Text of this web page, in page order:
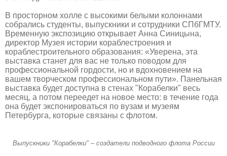
В просторном холле с высокими белыми колоннами
собрались студенты, выпускники и сотрудники СПбГМТУ.
Временную экспозицию открывает Анна Синицына,
директор Музея истории кораблестроения и
кораблестроительного образования: «Уверена, эта
выставка станет для вас не только поводом для
профессиональной гордости, но и вдохновением на
вашем творческом профессиональном пути». Панельная
выставка будет доступна в стенах "Корабелки" весь
месяц, а потом переедет на новое место: в течение года
она будет экспонироваться по вузам и музеям
Петербурга, которые связаны с флотом.
Выпускники "Корабелки" – создатели подводного флота России